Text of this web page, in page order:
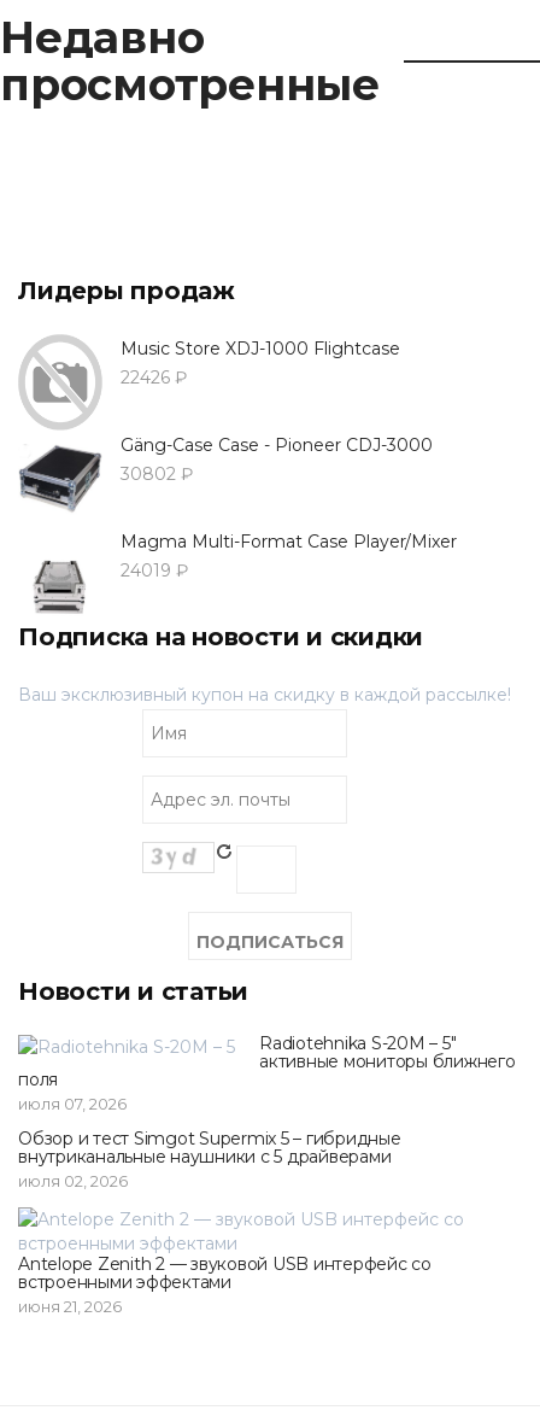
Недавно
просмотренные
Лидеры продаж
Music Store XDJ-1000 Flightcase
22426 ₽
Gäng-Case Case - Pioneer CDJ-3000
30802 ₽
Magma Multi-Format Case Player/Mixer
24019 ₽
Подписка на новости и скидки
Ваш эксклюзивный купон на скидку в каждой рассылке!
Новости и статьи
Radiotehnika S-20M – 5"
активные мониторы ближнего
поля
июля 07, 2026
Обзор и тест Simgot Supermix 5 – гибридные
внутриканальные наушники с 5 драйверами
июля 02, 2026
Antelope Zenith 2 — звуковой USB интерфейс со
встроенными эффектами
июня 21, 2026